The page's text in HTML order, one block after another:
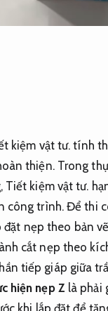
kiệm vật tư.tính
thiện.Trong
Tiết kiệm vật tư.
công trình.Để thi
nẹp theo bản
cắt nẹp theo
tiếp giáp giữa
hiện nẹp Z là phải
khi lắp đặt để